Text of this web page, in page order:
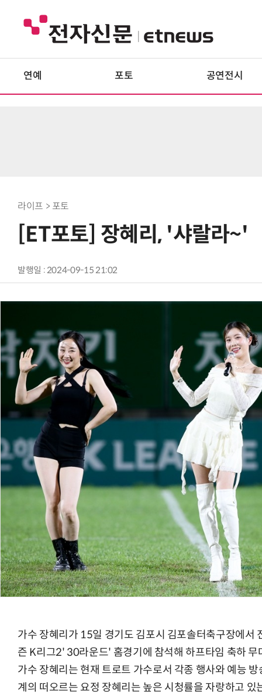
연예 포토 공연전시
라이프 > 포토
[ET포토] 장혜리, '샤랄라~'
발행일 : 2024-09-15 21:02
가수 장혜리가 15일 경기도 김포시 김포솔터축구장에서
즌 K리그2' 30라운드' 홈경기에 참석해 하프타임 축하 무
가수 장혜리는 현재 트로트 가수로서 각종 행사와 예능
계의 떠오르는 요정 장혜리는 높은 시청률을 자랑하고 있
AI Native Enterprise를 지원하는 AI Ready Data